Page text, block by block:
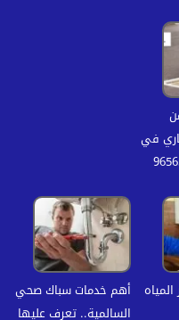
في
أهم خدمات سباك صحي
السالمية.. تعرف عليها